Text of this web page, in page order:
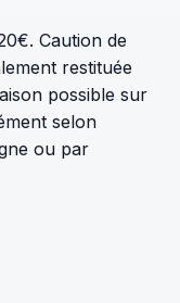
Caution de
restituée
possible sur
selon
ou par